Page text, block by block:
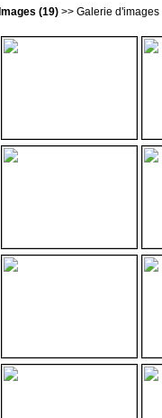
Images (19) >> Galerie d'images